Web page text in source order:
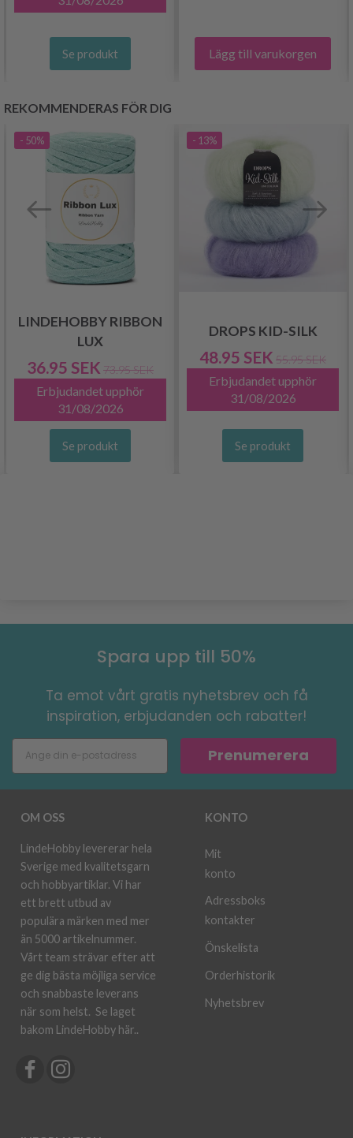
Se produkt Lägg till varukorgen
REKOMMENDERAS FÖR DIG
- 50%
LINDEHOBBY RIBBON
LUX
36.95 SEK 73.95 SEK
Erbjudandet upphör
31/08/2026
Se produkt
- 13%
DROPS KID-SILK
48.95 SEK 55.95 SEK
Erbjudandet upphör
31/08/2026
Se produkt
Spara upp till 50%
Ta emot vårt gratis nyhetsbrev och få
inspiration, erbjudanden och rabatter!
Prenumerera
OM OSS
LindeHobby levererar hela
Sverige med kvalitetsgarn
och hobbyartiklar. Vi har
ett brett utbud av
populära märken med mer
än 5000 artikelnummer.
Vårt team strävar efter att
ge dig bästa möjliga service
och snabbaste leverans
när som helst. Se laget
bakom LindeHobby här..
KONTO
Mit
konto
Adressboks
kontakter
Önskelista
Orderhistorik
Nyhetsbrev